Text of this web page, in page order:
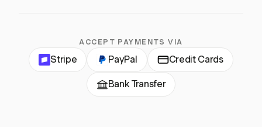
ACCEPT PAYMENTS VIA
Stripe PayPal Credit Cards
Bank Transfer